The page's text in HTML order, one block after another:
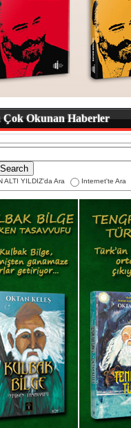
Çok Okunan Haberler
ALTI YILDIZ'da Ara Internet'te Ara